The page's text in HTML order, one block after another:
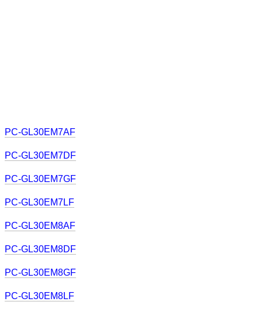
PC-GL30EM7AF
PC-GL30EM7DF
PC-GL30EM7GF
PC-GL30EM7LF
PC-GL30EM8AF
PC-GL30EM8DF
PC-GL30EM8GF
PC-GL30EM8LF